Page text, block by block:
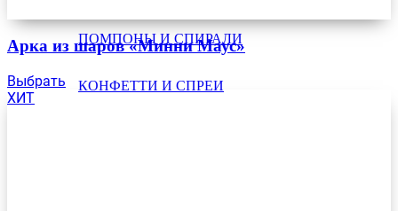
ПОМПОНЫ И СПИРАЛИ
КОНФЕТТИ И СПРЕИ
Арка из шаров «Минни Маус»
Выбрать
ХИТ